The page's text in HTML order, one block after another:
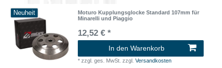
Neuheit
Moturo Kupplungsglocke Standard 107mm für
Minarelli und Piaggio
12,52 € *
In den Warenkorb
*zzgl. ges. MwSt. zzgl.Versandkosten